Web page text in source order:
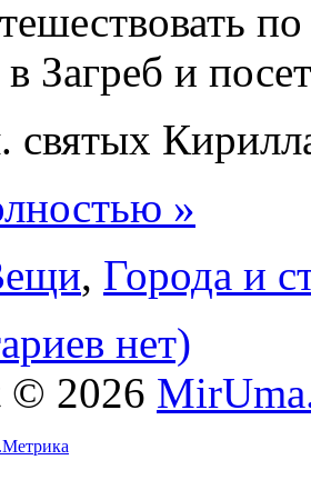
в Загреб и
святых
»
, Города и
нет)
© 2026